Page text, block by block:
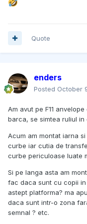
Quote
enders
Posted October
Am avut pe F11
barca, se simtea ruliul
Acum am montat iarna
curbe iar cutia de
curbe periculoase luate
Si pe langa asta am
fac daca sunt cu copii
astept platforma? ma
daca sunt intr-o zona
semnal ? etc.